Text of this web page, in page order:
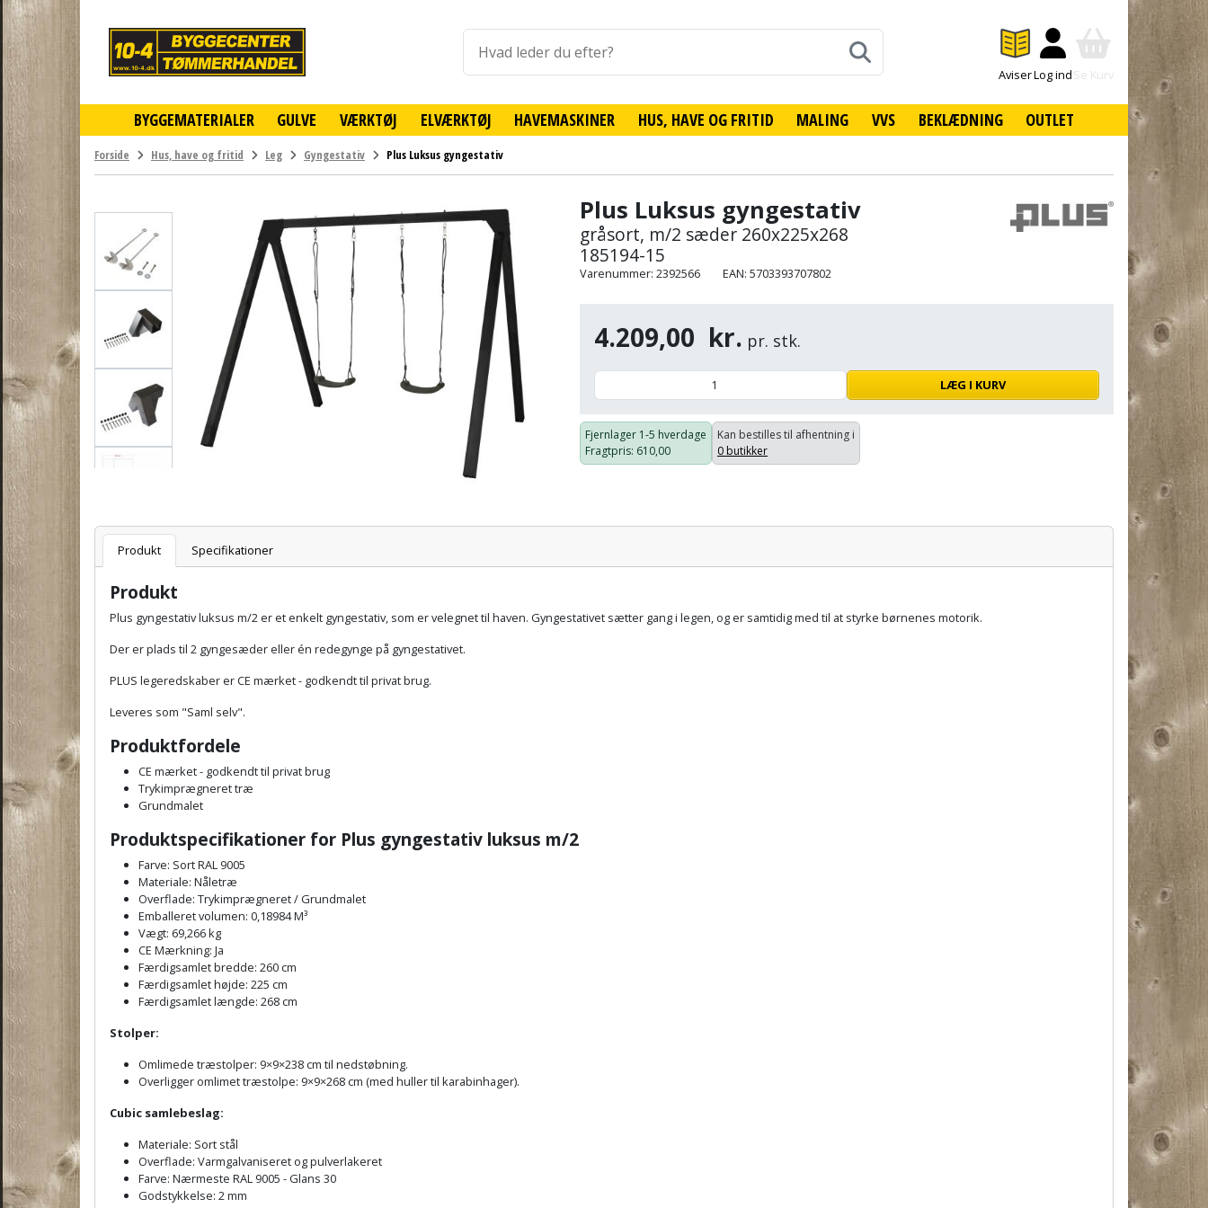
BYGGEMATERIALER GULVE VÆRKTØJ ELVÆRKTØJ HAVEMASKINER HUS, HAVE OG FRITID MALING VVS BEKLÆDNING OUTLET
online
byggemarked
og
tømmerhandel
-
byg
AviserLog indSe Kurv
Forside Hus, have og fritid Leg Gyngestativ Plus Luksus gyngestativ
Plus Luksus gyngestativ
gråsort, m/2 sæder 260x225x268
185194-15
Varenummer: 2392566 EAN: 5703393707802
4.209,00 kr. pr. stk.
LÆG I KURV
Fjernlager 1-5 hverdage
Fragtpris: 610,00
Kan bestilles til afhentning i
0 butikker
Varenummer
Pris:
Produkt
Specifikationer
Produkt
Plus gyngestativ luksus m/2 er et enkelt gyngestativ, som er velegnet til haven. Gyngestativet sætter gang i legen, og er samtidig med til at styrke børnenes motorik.
Der er plads til 2 gyngesæder eller én redegynge på gyngestativet.
PLUS legeredskaber er CE mærket - godkendt til privat brug.
Leveres som "Saml selv".
Produktfordele
CE mærket - godkendt til privat brug
Trykimprægneret træ
Grundmalet
Produktspecifikationer for Plus gyngestativ luksus m/2
Farve: Sort RAL 9005
Materiale: Nåletræ
Overflade: Trykimprægneret / Grundmalet
Emballeret volumen: 0,18984 M³
Vægt: 69,266 kg
CE Mærkning: Ja
Færdigsamlet bredde: 260 cm
Færdigsamlet højde: 225 cm
Færdigsamlet længde: 268 cm
Stolper:
Omlimede træstolper: 9×9×238 cm til nedstøbning.
Overligger omlimet træstolpe: 9×9×268 cm (med huller til karabinhager).
Cubic samlebeslag:
Materiale: Sort stål
Overflade: Varmgalvaniseret og pulverlakeret
Farve: Nærmeste RAL 9005 - Glans 30
Godstykkelse: 2 mm